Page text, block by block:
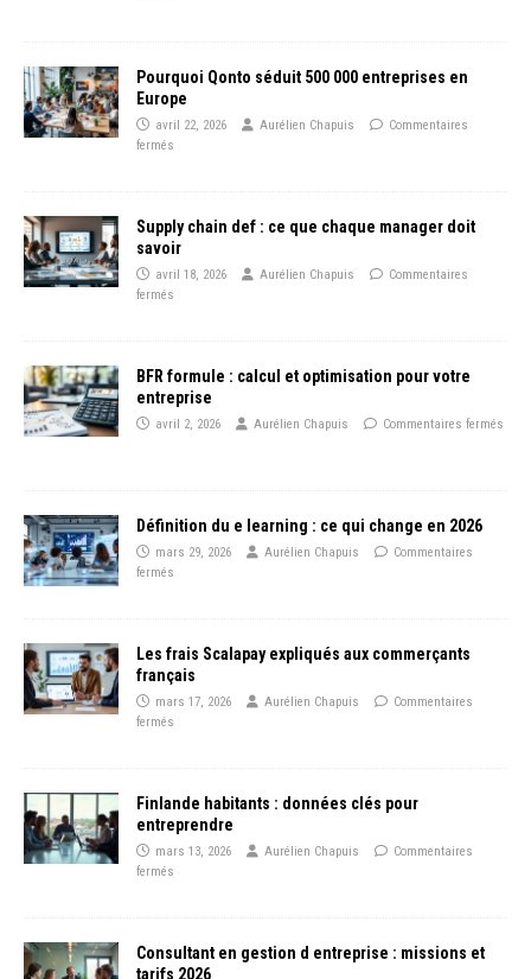
Pourquoi Qonto séduit 500 000 entreprises en
Europe
avril 22, 2026 Aurélien Chapuis
Commentaires
fermés
Supply chain def : ce que chaque manager doit
savoir
avril 18, 2026 Aurélien Chapuis
Commentaires
fermés
BFR formule : calcul et optimisation pour votre
entreprise
avril 2, 2026 Aurélien Chapuis Commentaires fermés
Définition du e learning : ce qui change en 2026
mars 29, 2026 Aurélien Chapuis
Commentaires
fermés
Les frais Scalapay expliqués aux commerçants
français
mars 17, 2026 Aurélien Chapuis
Commentaires
fermés
Finlande habitants : données clés pour
entreprendre
mars 13, 2026 Aurélien Chapuis
Commentaires
fermés
Consultant en gestion d entreprise : missions et
tarifs 2026